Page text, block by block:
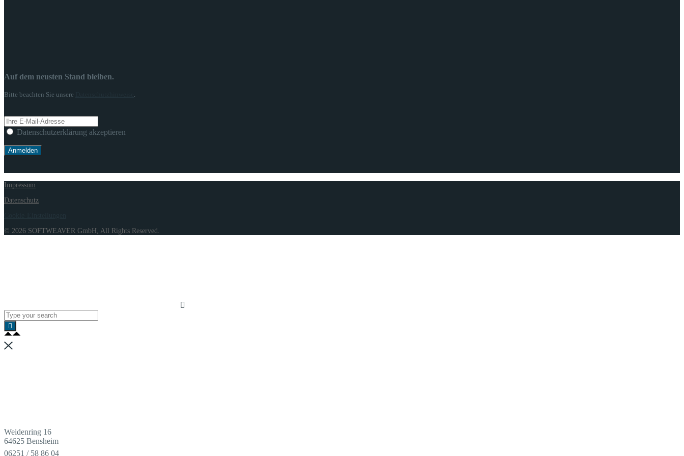
Auf dem neusten Stand bleiben.
Bitte beachten Sie unsere
Datenschutzerklärung akzeptieren
Impressum
Datenschutz
© 2026 SOFTWEAVER GmbH, All Rights Reserved.
Weidenring 16
64625 Bensheim
06251 / 58 86 04